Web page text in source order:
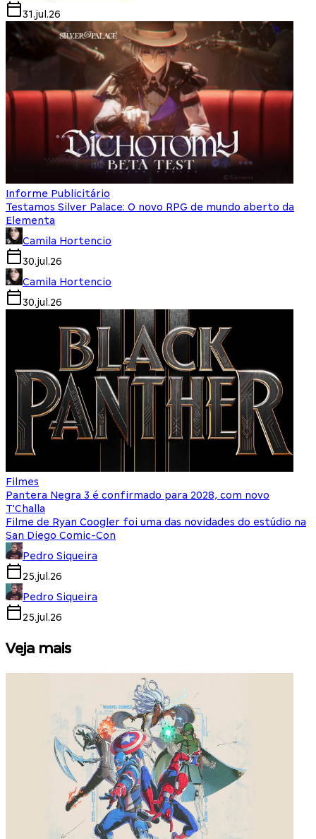
31.jul.26
Informe Publicitário
Testamos Silver Palace: O novo RPG de mundo aberto da
Elementa
Camila Hortencio
30.jul.26
Camila Hortencio
30.jul.26
Filmes
Pantera Negra 3 é confirmado para 2028, com novo
T'Challa
Filme de Ryan Coogler foi uma das novidades do estúdio na
San Diego Comic-Con
Pedro Siqueira
25.jul.26
Pedro Siqueira
25.jul.26
Veja mais